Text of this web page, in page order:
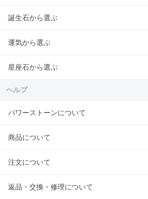
誕生石から選ぶ
運気から選ぶ
星座石から選ぶ
ヘルプ
パワーストーンについて
商品について
注文について
返品・交換・修理について